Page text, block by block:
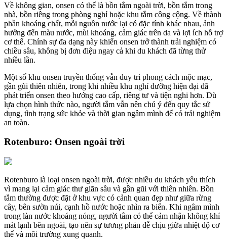
Về không gian, onsen có thể là bồn tắm ngoài trời, bồn tắm trong
nhà, bồn riêng trong phòng nghỉ hoặc khu tắm công cộng. Về thành
phần khoáng chất, mỗi nguồn nước lại có đặc tính khác nhau, ảnh
hưởng đến màu nước, mùi khoáng, cảm giác trên da và lợi ích hỗ trợ
cơ thể. Chính sự đa dạng này khiến onsen trở thành trải nghiệm có
chiều sâu, không bị đơn điệu ngay cả khi du khách đã từng thử
nhiều lần.
Một số khu onsen truyền thống vẫn duy trì phong cách mộc mạc,
gần gũi thiên nhiên, trong khi nhiều khu nghỉ dưỡng hiện đại đã
phát triển onsen theo hướng cao cấp, riêng tư và tiện nghi hơn. Dù
lựa chọn hình thức nào, người tắm vẫn nên chú ý đến quy tắc sử
dụng, tình trạng sức khỏe và thời gian ngâm mình để có trải nghiệm
an toàn.
Rotenburo: Onsen ngoài trời
Rotenburo là loại onsen ngoài trời, được nhiều du khách yêu thích
vì mang lại cảm giác thư giãn sâu và gần gũi với thiên nhiên. Bồn
tắm thường được đặt ở khu vực có cảnh quan đẹp như giữa rừng
cây, bên sườn núi, cạnh hồ nước hoặc nhìn ra biển. Khi ngâm mình
trong làn nước khoáng nóng, người tắm có thể cảm nhận không khí
mát lạnh bên ngoài, tạo nên sự tương phản dễ chịu giữa nhiệt độ cơ
thể và môi trường xung quanh.